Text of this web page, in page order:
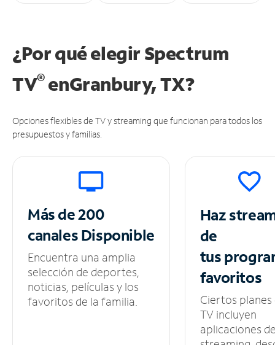
¿Por qué elegir Spectrum
TV®enGranbury, TX?
Opciones flexibles de TV y streaming que funcionan para todos los
presupuestos y familias.
Más de 200
canalesDisponible
Encuentra una amplia
selección de deportes,
noticias, películas y los
favoritos de la familia.
Haz
de
tus
favoritos
Ciertos planes
TV incluyen
aplicaciones